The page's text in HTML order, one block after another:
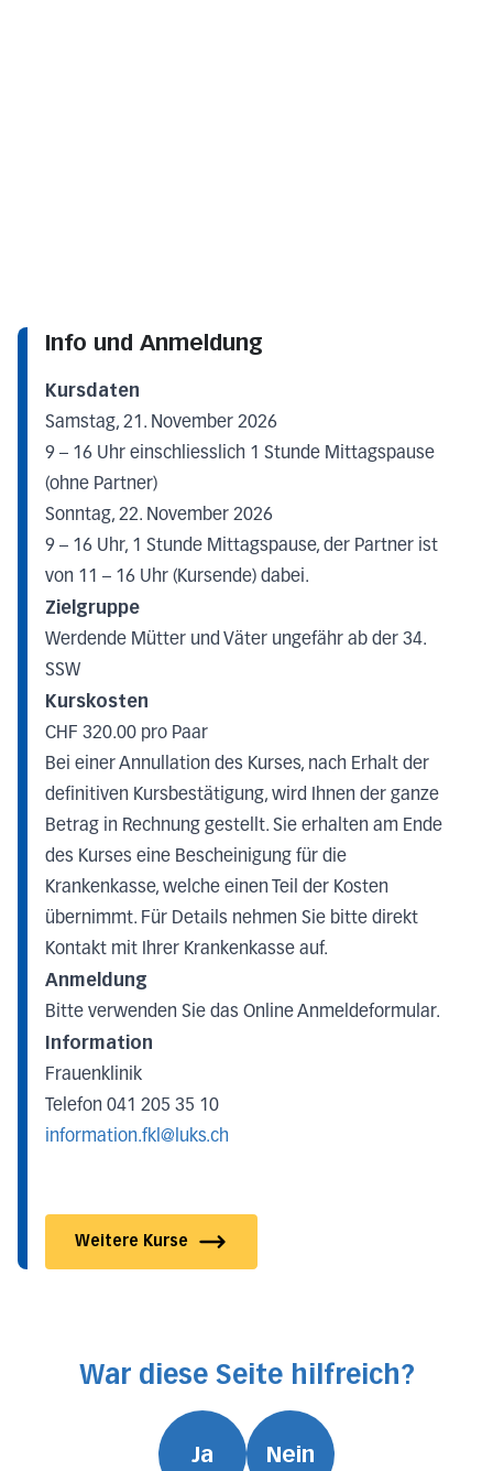
Info und Anmeldung
Kursdaten
Samstag, 21. November 2026
9 – 16 Uhr einschliesslich 1 Stunde Mittagspause
(ohne Partner)
Sonntag, 22. November 2026
9 – 16 Uhr, 1 Stunde Mittagspause, der Partner ist
von 11 – 16 Uhr (Kursende) dabei.
Zielgruppe
Werdende Mütter und Väter ungefähr ab der 34.
SSW
Kurskosten
CHF 320.00 pro Paar
Bei einer Annullation des Kurses, nach Erhalt der
definitiven Kursbestätigung, wird Ihnen der ganze
Betrag in Rechnung gestellt. Sie erhalten am Ende
des Kurses eine Bescheinigung für die
Krankenkasse, welche einen Teil der Kosten
übernimmt. Für Details nehmen Sie bitte direkt
Kontakt mit Ihrer Krankenkasse auf.
Anmeldung
Bitte verwenden Sie das Online Anmeldeformular.
Information
Frauenklinik
Telefon 041 205 35 10
information.fkl@luks.ch
Weitere Kurse
War diese Seite hilfreich?
Ja Nein